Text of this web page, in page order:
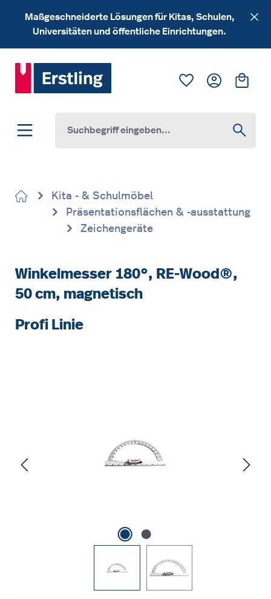
Zum Hauptinhalt springen
Maßgeschneiderte Lösungen für Kitas, Schulen,
Universitäten und öffentliche Einrichtungen.
Du hast 0
Kita - & Schulmöbel
Präsentationsflächen & -ausstattung
Zeichengeräte
Winkelmesser 180°, RE-Wood®,
50 cm, magnetisch
Profi Linie